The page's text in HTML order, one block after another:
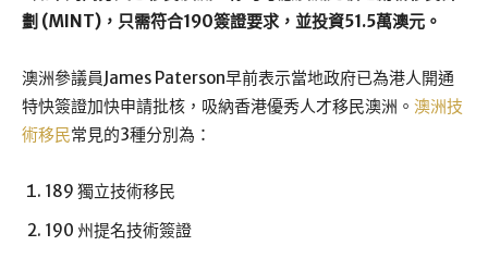
劃 (MINT)，只需符合190簽證要求，並投資51.5萬澳元。
澳洲參議員James Paterson早前表示當地政府已為港人開通
特快簽證加快申請批核，吸納香港優秀人才移民澳洲。 澳洲技
術移民常見的3種分別為：
189 獨立技術移民
190 州提名技術簽證